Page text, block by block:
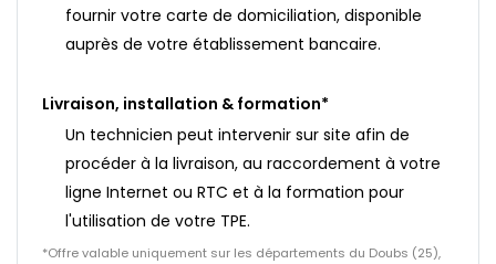
fournir votre carte de domiciliation, disponible
auprès de votre établissement bancaire.
Livraison, installation & formation*
Un technicien peut intervenir sur site afin de
procéder à la livraison, au raccordement à votre
ligne Internet ou RTC et à la formation pour
l'utilisation de votre TPE.
*Offre valable uniquement sur les départements du Doubs (25),